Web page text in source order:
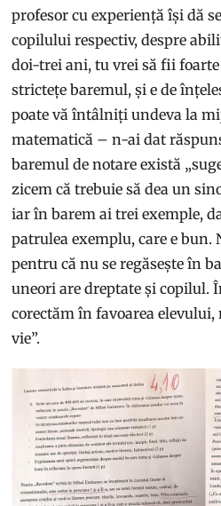
profesor cu experiență își dă
copilului respectiv, despre
doi-trei ani, tu vrei să fii foarte
strictețe baremul, și e de
poate vă întâlniți undeva la
matematică – n-ai dat
baremul de notare există
zicem că trebuie să dea un
iar în barem ai trei exemple,
patrulea exemplu, care e bun.
pentru că nu se regăsește în
uneori are dreptate și copilul.
corectăm în favoarea
vie”.